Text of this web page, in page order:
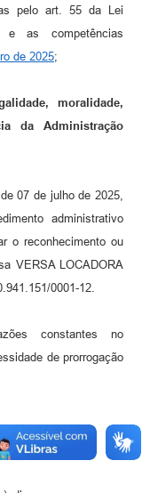
pelo art. 55 da Lei
e as competências
de 2025;
moralidade,
da Administração
07 de julho de 2025,
administrativo
o reconhecimento ou
VERSA LOCADORA
0001-12.
constantes no
de prorrogação